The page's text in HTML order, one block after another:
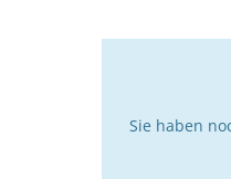
Sie haben